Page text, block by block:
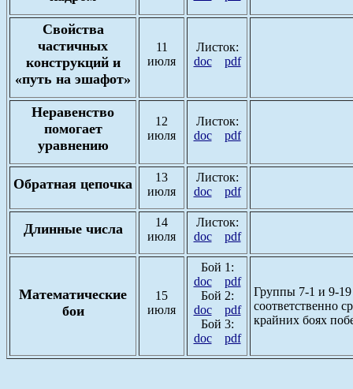
Свойства
частичных
конструкций и
«путь на эшафот»
11
июля
Листок:
doc
pdf
Неравенство
помогает
уравнению
12
июля
Листок:
doc
pdf
Обратная цепочка
13
июля
Листок:
doc
pdf
Длинные числа
14
июля
Листок:
doc
pdf
Математические
бои
15
июля
Бой 1:
doc
pdf
Бой 2:
doc
pdf
Бой 3:
doc
pdf
Группы 7-1 и 9-
соответственно
крайних боях